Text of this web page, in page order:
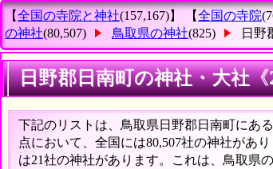
【全国の寺院と神社(157,167)】 【全国の寺院
の神社(80,507) 鳥取県の神社(825) 日野
日野郡日南町の神社・大社
下記のリストは、鳥取県日野郡日南町にあ
点において、全国には80,507社の神社があ
は21社の神社があります。これは、鳥取県